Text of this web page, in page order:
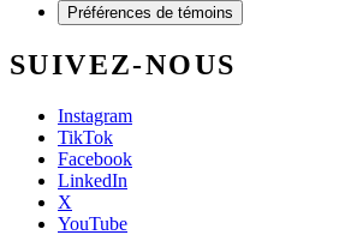
Préférences de témoins
SUIVEZ-NOUS
Instagram
TikTok
Facebook
LinkedIn
X
YouTube